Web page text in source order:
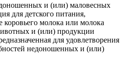
и (или) маловесных
для детского питания,
коровьего молока или молока
и (или) продукции
для удовлетворения
недоношенных и (или)